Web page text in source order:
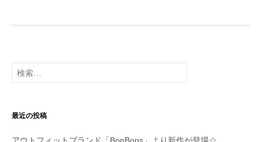
シ
ョ
ン
検
索:
最近の投稿